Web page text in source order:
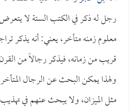
رجل له ذكر في الكتب الستة لا
معلوم زمنه متأخر، يعني: أنه يذكر
قريب من زمانه، فيذكر رجالاً من
ولهذا يمكن البحث عن الرجال
مثل الميزان، ولا يبحث عنهم في